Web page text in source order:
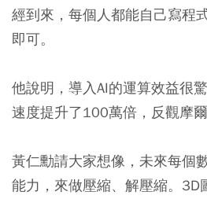
經到來，每個人都能自己寫程
即可。
他說明，導入AI的運算效益很
速度提升了100萬倍，反觀摩爾
黃仁勳請大家想像，未來每個
能力，來做壓縮、解壓縮。3D